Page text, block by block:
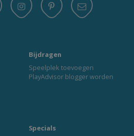
Bijdragen
Speelplek toevoegen
PlayAdvisor blogger worden
Specials